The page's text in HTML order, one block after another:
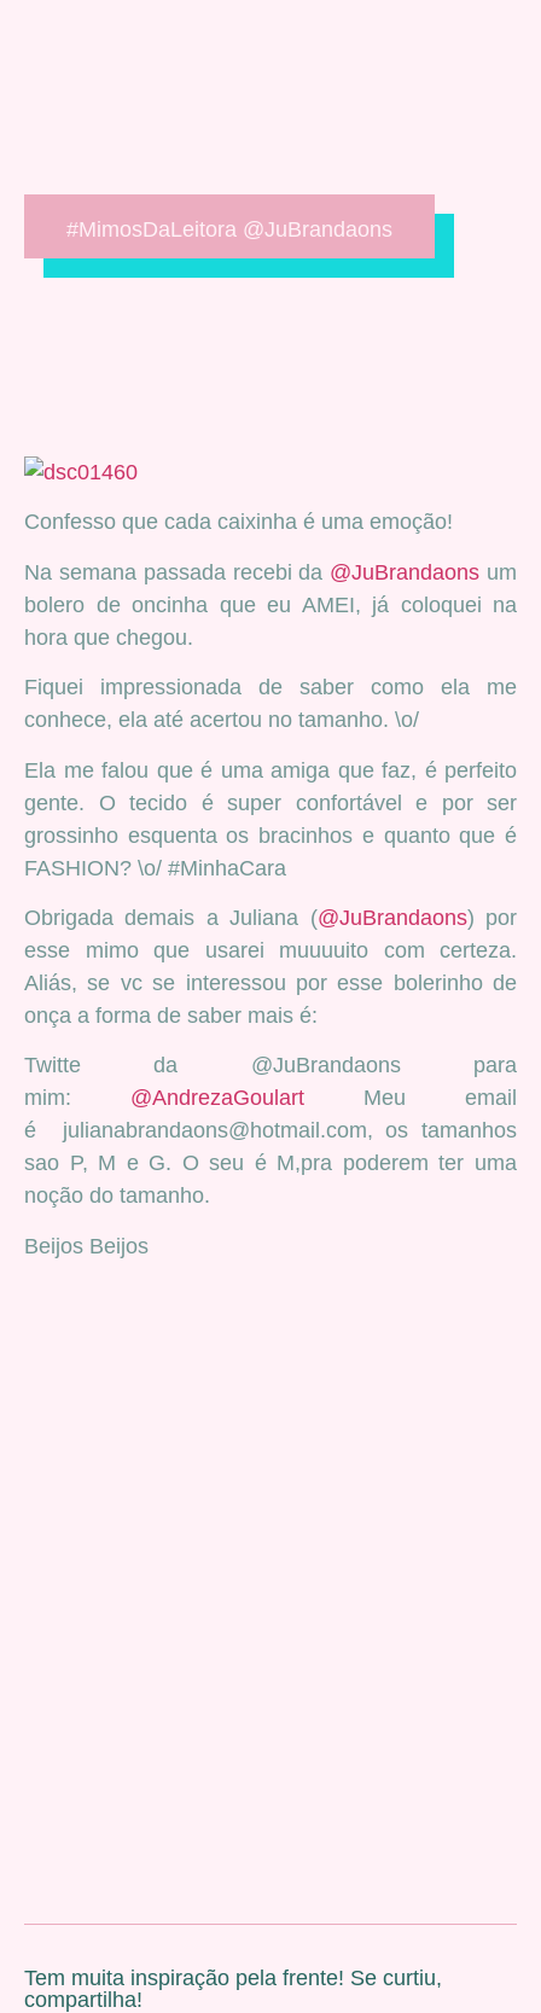
#MimosDaLeitora @JuBrandaons
Confesso que cada caixinha é uma emoção!
Na semana passada recebi da @JuBrandaons um
bolero de oncinha que eu AMEI, já coloquei na
hora que chegou.
Fiquei impressionada de saber como ela me
conhece, ela até acertou no tamanho. \o/
Ela me falou que é uma amiga que faz, é perfeito
gente. O tecido é super confortável e por ser
grossinho esquenta os bracinhos e quanto que é
FASHION? \o/ #MinhaCara
Obrigada demais a Juliana (@JuBrandaons) por
esse mimo que usarei muuuuito com certeza.
Aliás, se vc se interessou por esse bolerinho de
onça a forma de saber mais é:
Twitte da @JuBrandaons para
mim: @AndrezaGoulart Meu email
é julianabrandaons@hotmail.com, os tamanhos
sao P, M e G. O seu é M,pra poderem ter uma
noção do tamanho.
Beijos Beijos
Tem muita inspiração pela frente! Se curtiu,
compartilha!